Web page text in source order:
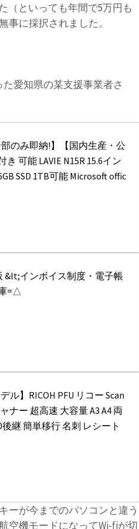
（といっても年間で5万円も
に採択されました。
愛知県の某支援事業者さ
部のみ即納!】【国内生産・公
可能 LAVIE N15R 15.6イン
SSD 1TB可能 Microsoft offic
&lt;インボイス制度・電子帳
=△
ル】RICOH PFU リコー Scan
ナー 超高速 大容量 A3 A4 両
後継 簡単移行 名刺 レシート
ーが今までのパソコンと違う
空機モードになってWi-fiが切